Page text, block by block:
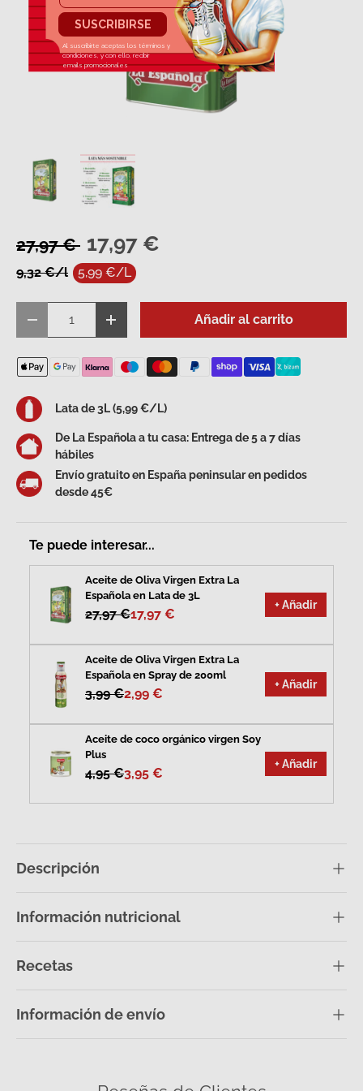
27,97 € 17,97 €
9,32 €/l 5,99 €/L
Disminuir cantidadAumentar la cantidadAñadir al carrito
Lata de 3L (5,99 €/L)
De La Española a tu casa: Entrega de 5 a 7 días
hábiles
Envío gratuito en España peninsular en pedidos
desde 45€
Te puede interesar...
Aceite de Oliva Virgen Extra La
Española en Lata de 3L
27,97 €17,97 €
+ Añadir
Aceite de Oliva Virgen Extra La
Española en Spray de 200ml
3,99 €2,99 €
+ Añadir
Aceite de coco orgánico virgen Soy
Plus
4,95 €3,95 €
+ Añadir
Descripción
Información nutricional
Recetas
Información de envío